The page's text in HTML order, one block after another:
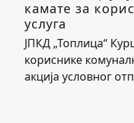
камате за
услуга
ЈПКД „Топлица“
кориснике
акција условног